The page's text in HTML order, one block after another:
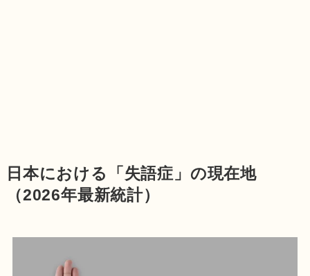
日本における「失語症」の現在地
（2026年最新統計）